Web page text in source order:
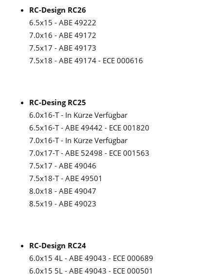
RC-Design RC26
6.5x15 - ABE 49222
7.0x16 - ABE 49172
7.5x17 - ABE 49173
7.5x18 - ABE 49174 - ECE 000616
RC-Desing RC25
6.0x16-T - In Kürze Verfügbar
6.5x16-T - ABE 49442 - ECE 001820
7.0x16-T - In Kürze Verfügbar
7.0x17-T - ABE 52498 - ECE 001563
7.5x17 - ABE 49046
7.5x18-T - ABE 49501
8.0x18 - ABE 49047
8.5x19 - ABE 49023
RC-Design RC24
6.0x15 4L - ABE 49043 - ECE 000689
6.0x15 5L - ABE 49043 - ECE 000501